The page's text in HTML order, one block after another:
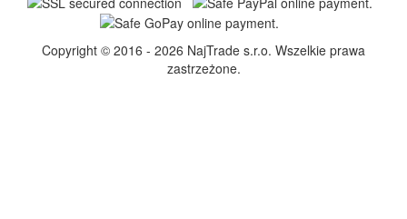
Copyright © 2016 - 2026 NajTrade s.r.o. Wszelkie prawa
zastrzeżone.